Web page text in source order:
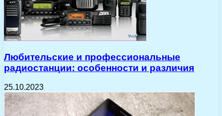
Любительские и профессиональные
радиостанции: особенности и различия
25.10.2023